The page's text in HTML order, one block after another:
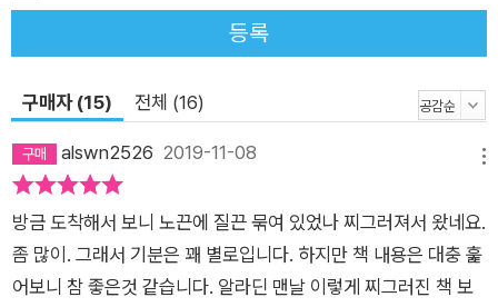
등록
구매자 (15) 전체 (16)
alswn2526 2019-11-08
방금 도착해서 보니 노끈에 질끈 묶여 있었나 찌그러져서 왔네요.
좀 많이. 그래서 기분은 꽤 별로입니다. 하지만 책 내용은 대충 훑
어보니 참 좋은것 같습니다. 알라딘 맨날 이렇게 찌그러진 책 보